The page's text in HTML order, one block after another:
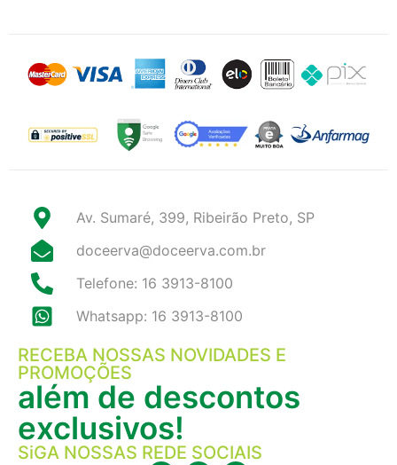
Av. Sumaré, 399, Ribeirão Preto, SP
doceerva@doceerva.com.br
Telefone: 16 3913-8100
Whatsapp: 16 3913-8100
RECEBA NOSSAS NOVIDADES E
PROMOÇÕES
além de descontos
exclusivos!
SiGA NOSSAS REDE SOCIAIS